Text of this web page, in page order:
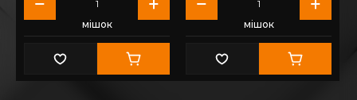
мішок мішок